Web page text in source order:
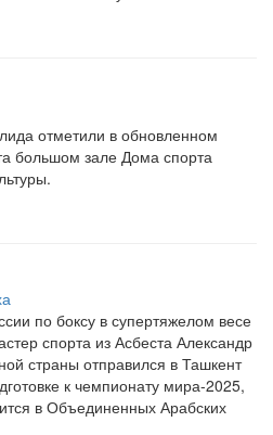
отметили в обновленном
большом зале Дома спорта
по боксу в супертяжелом весе
спорта из Асбеста Александр
страны отправился в Ташкент
к чемпионату мира-2025,
в Объединенных Арабских